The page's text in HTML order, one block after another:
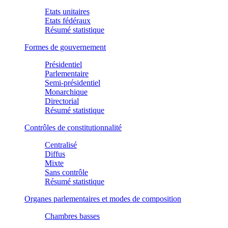
Etats unitaires
Etats fédéraux
Résumé statistique
Formes de gouvernement
Présidentiel
Parlementaire
Semi-présidentiel
Monarchique
Directorial
Résumé statistique
Contrôles de constitutionnalité
Centralisé
Diffus
Mixte
Sans contrôle
Résumé statistique
Organes parlementaires et modes de composition
Chambres basses